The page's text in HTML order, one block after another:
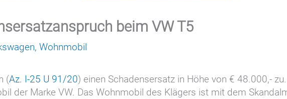
beim VW T5
, Wohnmobil
(Az. I-25 U 91/20) einen Schadensersatz in Höhe von € 48.000,-
der Marke VW. Das Wohnmobil des Klägers ist mit dem